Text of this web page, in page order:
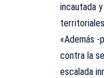
incautada
«Además -
contra la
escalada